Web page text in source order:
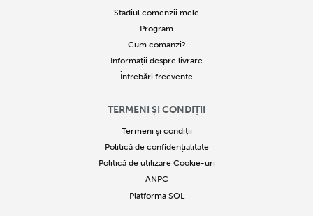
Stadiul comenzii mele
Program
Cum comanzi?
Informații despre livrare
Întrebări frecvente
TERMENI ȘI CONDIȚII
Termeni și condiții
Politică de confidențialitate
Politică de utilizare Cookie-uri
ANPC
Platforma SOL